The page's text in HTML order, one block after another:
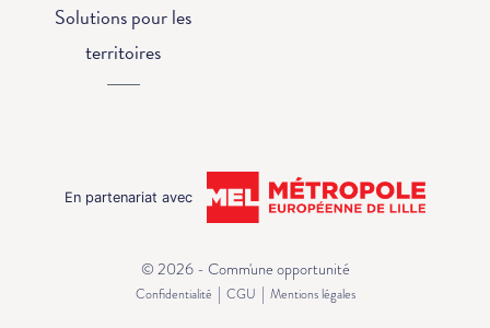
Solutions pour les
territoires
En partenariat avec
© 2026 - Comm'une opportunité
Confidentialité | CGU | Mentions légales